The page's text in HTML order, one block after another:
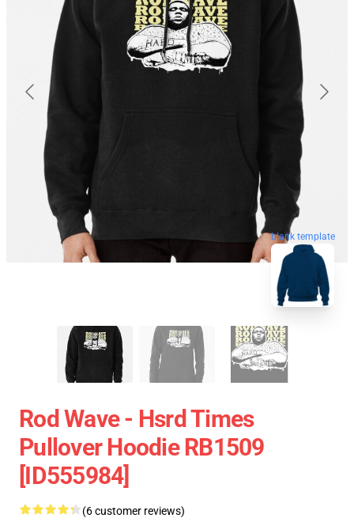
blank template
Rod Wave - Hsrd Times
Pullover Hoodie RB1509
[ID555984]
(6 customer reviews)